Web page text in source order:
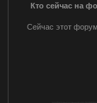
Кто сейчас на
Сейчас этот